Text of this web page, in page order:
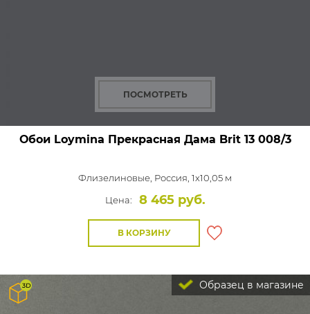
ПОСМОТРЕТЬ
Обои Loymina Прекрасная Дама Brit 13 008/3
Флизелиновые, Россия, 1x10,05 м
Цена:
8 465 руб.
В КОРЗИНУ
Образец в магазине